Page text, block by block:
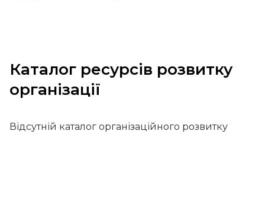
Каталог ресурсів розвитку
організації
Відсутній каталог організаційного розвитку